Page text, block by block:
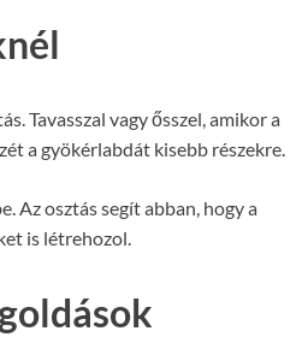
Tavasszal vagy ősszel, amikor a
a gyökérlabdát kisebb részekre.
Az osztás segít abban, hogy a
is létrehozol.